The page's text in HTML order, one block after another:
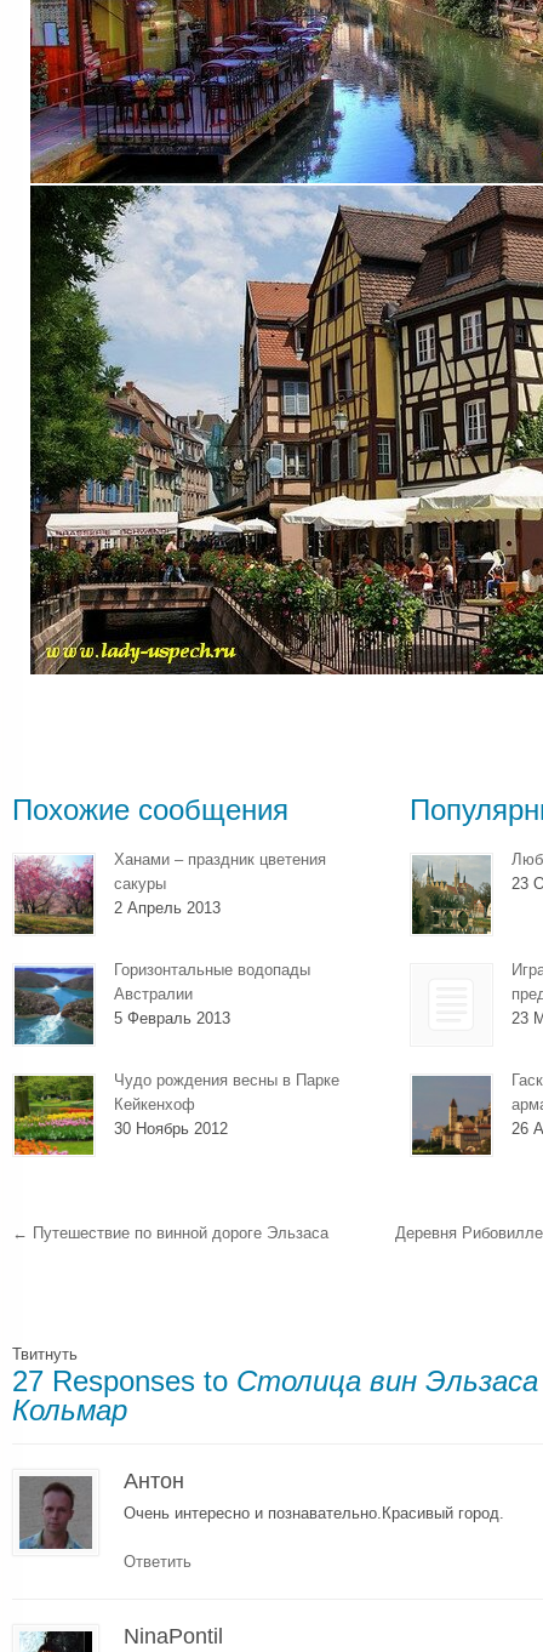
Похожие сообщения
Ханами – праздник цветения
сакуры
2 Апрель 2013
Горизонтальные водопады
Австралии
5 Февраль 2013
Чудо рождения весны в Парке
Кейкенхоф
30 Ноябрь 2012
23
23
26
← Путешествие по винной дороге Эльзаса Деревня
Твитнуть
27 Responses to Столица вин
Кольмар
Антон
Очень интересно и познавательно.Красивый город.
Ответить
NinaPontil